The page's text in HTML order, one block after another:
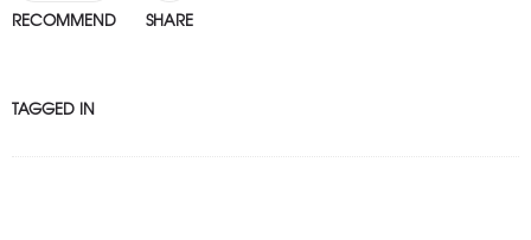
RECOMMEND SHARE
TAGGED IN